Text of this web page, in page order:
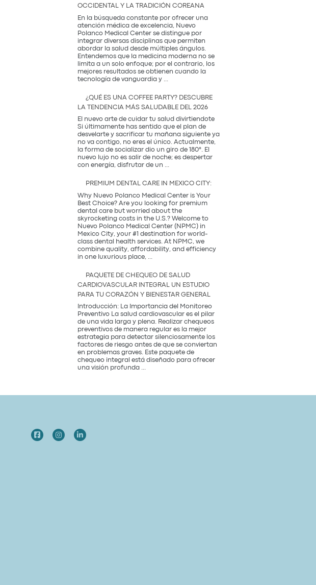
Realmente
Necesita:
Salud
y
Prevención
OCCIDENTAL Y LA TRADICIÓN COREANA
En la búsqueda constante por ofrecer una
atención médica de excelencia, Nuevo
Polanco Medical Center se distingue por
integrar diversas disciplinas que permiten
abordar la salud desde múltiples ángulos.
Entendemos que la medicina moderna no se
limita a un solo enfoque; por el contrario, los
mejores resultados se obtienen cuando la
tecnología de vanguardia y
entre
Innovación
Occidental
y
la
Tradición
Coreana
¿QUÉ ES UNA COFFEE PARTY? DESCUBRE
LA TENDENCIA MÁS SALUDABLE DEL 2026
El nuevo arte de cuidar tu salud divirtiendote
Si últimamente has sentido que el plan de
desvelarte y sacrificar tu mañana siguiente ya
no va contigo, no eres el único. Actualmente,
la forma de socializar dio un giro de 180°. El
nuevo lujo no es salir de noche; es despertar
con energía, disfrutar de un ...
una
Party?
Descubre
la
tendencia
más
saludable
del
2026
PREMIUM DENTAL CARE IN MEXICO CITY:
Why Nuevo Polanco Medical Center is Your
Best Choice? Are you looking for premium
dental care but worried about the
skyrocketing costs in the U.S.? Welcome to
Nuevo Polanco Medical Center (NPMC) in
Mexico City, your #1 destination for world-
class dental health services. At NPMC, we
combine quality, affordability, and efficiency
in one luxurious place,
Care
Mexico
City:
PAQUETE DE CHEQUEO DE SALUD
CARDIOVASCULAR INTEGRAL UN ESTUDIO
PARA TU CORAZÓN Y BIENESTAR GENERAL
Introducción: La Importancia del Monitoreo
Preventivo La salud cardiovascular es el pilar
de una vida larga y plena. Realizar chequeos
preventivos de manera regular es la mejor
estrategia para detectar silenciosamente los
factores de riesgo antes de que se conviertan
en problemas graves. Este paquete de
chequeo integral está diseñado para ofrecer
una visión profunda ...